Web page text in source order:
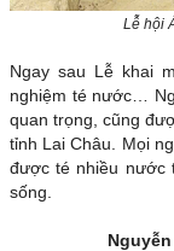
Lễ hội
Ngay sau Lễ khai
nghiệm té nước…
quan trọng, cũng
tỉnh Lai Châu. Mọi
được té nhiều nước
sống.